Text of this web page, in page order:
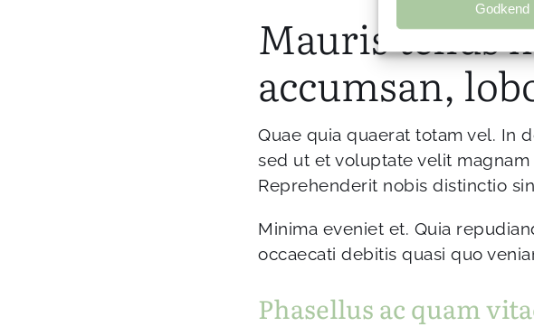
Godkend
Mauris tellus
accumsan,
Quae quia quaerat totam vel. In
sed ut et voluptate velit
Reprehenderit nobis distinctio
Minima eveniet et. Quia
occaecati debitis quasi quo
Phasellus ac quam